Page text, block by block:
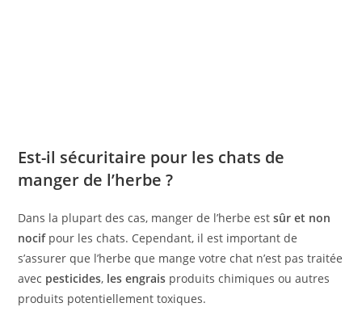
Est-il sécuritaire pour les chats de
manger de l’herbe ?
Dans la plupart des cas, manger de l’herbe est sûr et non
nocifpour les chats. Cependant, il est important de
s’assurer que l’herbe que mange votre chat n’est pas traitée
avec pesticides, les engrais produits chimiques ou autres
produits potentiellement toxiques.